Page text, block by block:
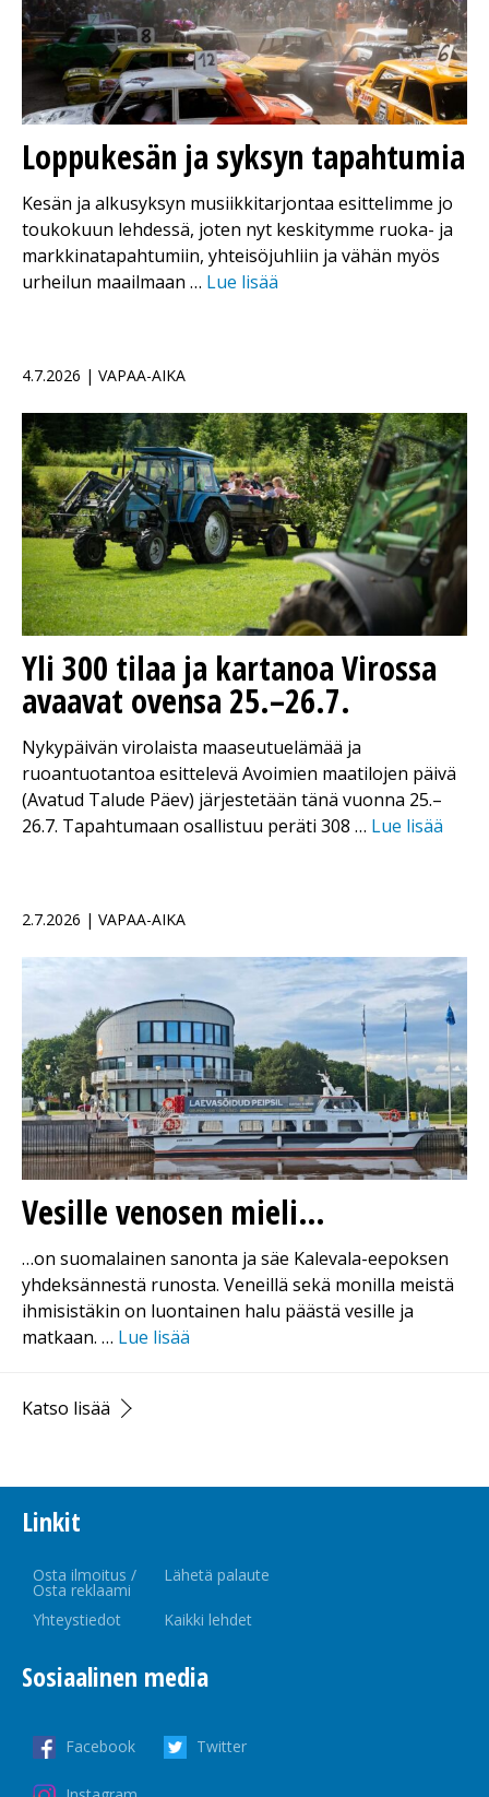
Loppukesän ja syksyn tapahtumia
Kesän ja alkusyksyn musiikkitarjontaa esittelimme jo
toukokuun lehdessä, joten nyt keskitymme ruoka- ja
markkinatapahtumiin, yhteisöjuhliin ja vähän myös
urheilun maailmaan … Lue lisää
4.7.2026 | VAPAA-AIKA
Yli 300 tilaa ja kartanoa Virossa
avaavat ovensa 25.–26.7.
Nykypäivän virolaista maaseutuelämää ja
ruoantuotantoa esittelevä Avoimien maatilojen päivä
(Avatud Talude Päev) järjestetään tänä vuonna 25.–
26.7. Tapahtumaan osallistuu peräti 308 … Lue lisää
2.7.2026 | VAPAA-AIKA
Vesille venosen mieli…
…on suomalainen sanonta ja säe Kalevala-eepoksen
yhdeksännestä runosta. Veneillä sekä monilla meistä
ihmisistäkin on luontainen halu päästä vesille ja
matkaan. … Lue lisää
Katso lisää
Linkit
Osta ilmoitus /
Osta reklaami
Lähetä palaute
Yhteystiedot Kaikki lehdet
Sosiaalinen media
Facebook Twitter